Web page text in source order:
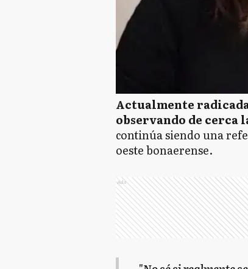
Actualmente
observando de cerca
continúa siendo una
oeste bonaerense.
Ads